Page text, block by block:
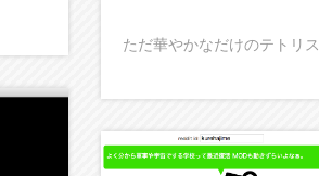
ただ華やかなだけのテトリス